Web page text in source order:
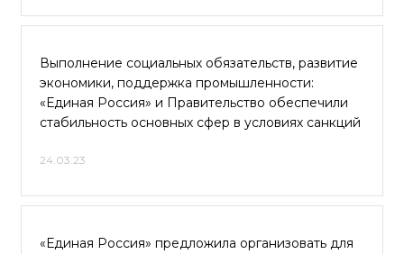
Выполнение социальных обязательств, развитие
экономики, поддержка промышленности:
«Единая Россия» и Правительство обеспечили
стабильность основных сфер в условиях санкций
24.03.23
«Единая Россия» предложила организовать для